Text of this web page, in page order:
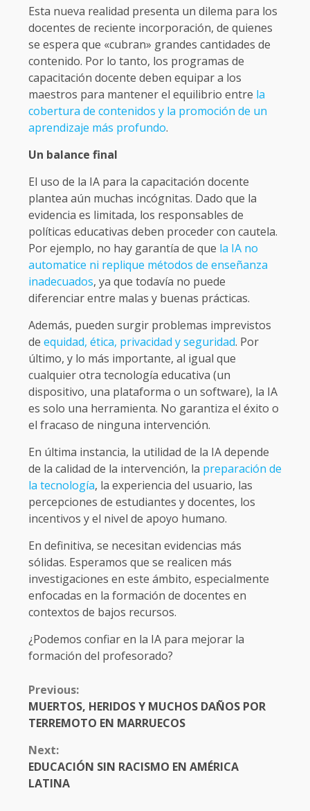
Esta nueva realidad presenta un dilema para los
docentes de reciente incorporación, de quienes
se espera que «cubran» grandes cantidades de
contenido. Por lo tanto, los programas de
capacitación docente deben equipar a los
maestros para mantener el equilibrio entre la
cobertura de contenidos y la promoción de un
aprendizaje más profundo.
Un balance final
El uso de la IA para la capacitación docente
plantea aún muchas incógnitas. Dado que la
evidencia es limitada, los responsables de
políticas educativas deben proceder con cautela.
Por ejemplo, no hay garantía de que la IA no
automatice ni replique métodos de enseñanza
inadecuados, ya que todavía no puede
diferenciar entre malas y buenas prácticas.
Además, pueden surgir problemas imprevistos
de equidad, ética, privacidad y seguridad. Por
último, y lo más importante, al igual que
cualquier otra tecnología educativa (un
dispositivo, una plataforma o un software), la IA
es solo una herramienta. No garantiza el éxito o
el fracaso de ninguna intervención.
En última instancia, la utilidad de la IA depende
de la calidad de la intervención, la preparación de
la tecnología, la experiencia del usuario, las
percepciones de estudiantes y docentes, los
incentivos y el nivel de apoyo humano.
En definitiva, se necesitan evidencias más
sólidas. Esperamos que se realicen más
investigaciones en este ámbito, especialmente
enfocadas en la formación de docentes en
contextos de bajos recursos.
¿Podemos confiar en la IA para mejorar la
formación del profesorado?
CONTINUE
READING
Previous:
MUERTOS, HERIDOS Y MUCHOS DAÑOS POR
TERREMOTO EN MARRUECOS
Next:
EDUCACIÓN SIN RACISMO EN AMÉRICA
LATINA